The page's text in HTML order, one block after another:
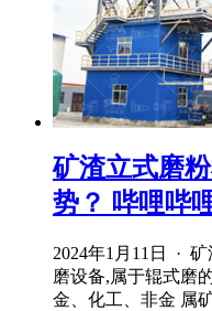
矿渣立式磨
势？ 哔哩哔
2024年1月11日 ·
磨设备,属于辊式磨
金、化工、非金 属